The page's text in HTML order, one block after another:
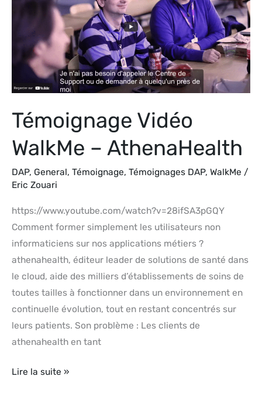
Témoignage Vidéo
WalkMe – AthenaHealth
DAP, General , Témoignage, Témoignages DAP, WalkMe /
Eric Zouari
https://www.youtube.com/watch?v=28ifSA3pGQY
Comment former simplement les utilisateurs non
informaticiens sur nos applications métiers ?
athenahealth, éditeur leader de solutions de santé dans
le cloud, aide des milliers d’établissements de soins de
toutes tailles à fonctionner dans un environnement en
continuelle évolution, tout en restant concentrés sur
leurs patients. Son problème : Les clients de
athenahealth en tant
AthenaHealth
Lire la suite »